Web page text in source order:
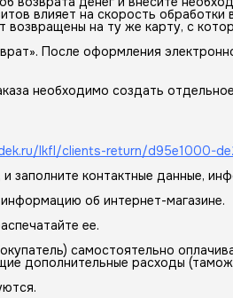
влияет на скорость обработки
возвращены на ту же карту, с
После оформления
необходимо создать
lkfl/clients-return/d95e1000-
и заполните контактные данные,
об интернет-магазине.
ее.
самостоятельно
дополнительные расходы